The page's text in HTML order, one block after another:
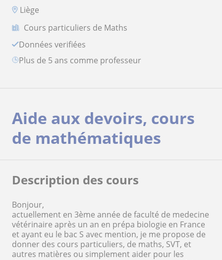
Liège
Cours particuliers de Maths
Données verifiées
plus de 5 ans comme professeur
Aide aux devoirs, cours
de mathématiques
Description des cours
Bonjour,
actuellement en 3ème année de faculté de medecine
vétérinaire après un an en prépa biologie en France
et ayant eu le bac S avec mention, je me propose de
donner des cours particuliers, de maths, SVT, et
autres matières ou simplement aider pour les